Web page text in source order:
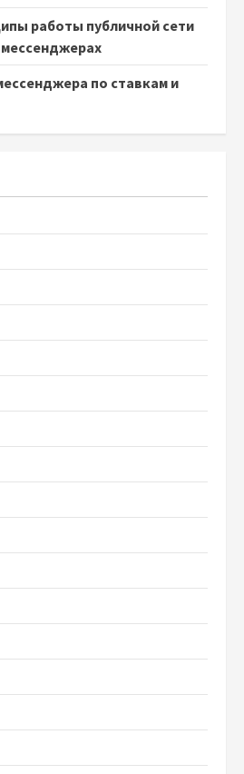
работы публичной сети
по ставкам и